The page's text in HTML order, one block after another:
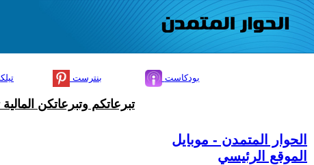
بنترست بودكاست
تبرعاتكم وتبرعاتكن
الحوار المتمدن - موبايل
الموقع الرئيسي